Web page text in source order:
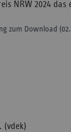
NRW 2024 das
zum Download
(vdek)